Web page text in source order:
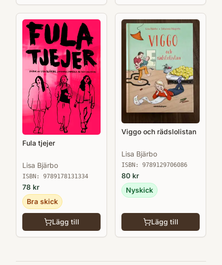
Fula tjejer
Lisa Bjärbo
ISBN: 9789178131334
78 kr
Bra skick
Lägg till
Viggo och rädslolistan
Lisa Bjärbo
ISBN: 9789129706086
80 kr
Nyskick
Lägg till